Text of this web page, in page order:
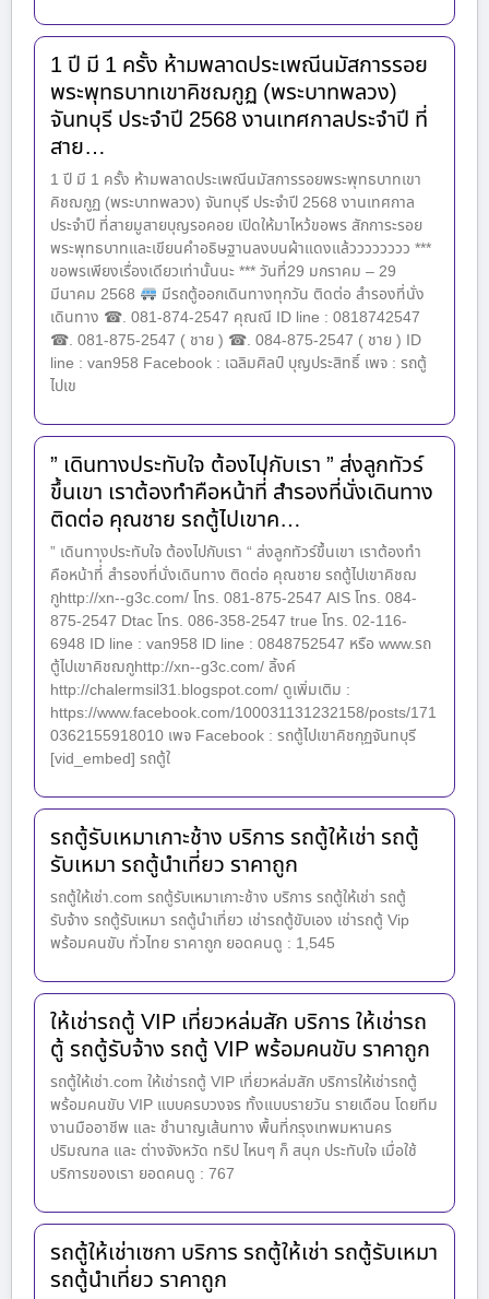
1 ปี มี 1 ครั้ง ห้ามพลาดประเพณีนมัสการรอย
พระพุทธบาทเขาคิชฌกูฏ (พระบาทพลวง)
จันทบุรี ประจำปี 2568 งานเทศกาลประจำปี ที่
สาย…
1 ปี มี 1 ครั้ง ห้ามพลาดประเพณีนมัสการรอยพระพุทธบาทเขา
คิชฌกูฏ (พระบาทพลวง) จันทบุรี ประจำปี 2568 งานเทศกาล
ประจำปี ที่สายมูสายบุญรอคอย เปิดให้มาไหว้ขอพร สักการะรอย
พระพุทธบาทและเขียนคำอธิษฐานลงบนผ้าแดงแล้วววววววว ***
ขอพรเพียงเรื่องเดียวเท่านั้นนะ *** วันที่29 มกราคม – 29
มีนาคม 2568
มีรถตู้ออกเดินทางทุกวัน ติดต่อ สำรองที่นั่ง
เดินทาง ☎. 081-874-2547 คุณณี ID line : 0818742547
☎. 081-875-2547 ( ชาย ) ☎. 084-875-2547 ( ชาย ) ID
line : van958 Facebook : เฉลิมศิลป์ บุญประสิทธิ์ เพจ : รถตู้
ไปเข
” เดินทางประทับใจ ต้องไปกับเรา ” ส่งลูกทัวร์
ขึ้นเขา เราต้องทำคือหน้าที่่ สำรองที่นั่งเดินทาง
ติดต่อ คุณชาย รถตู้ไปเขาค…
” เดินทางประทับใจ ต้องไปกับเรา “ ส่งลูกทัวร์ขึ้นเขา เราต้องทำ
คือหน้าที่่ สำรองที่นั่งเดินทาง ติดต่อ คุณชาย รถตู้ไปเขาคิชฌ
กูhttp://xn--g3c.com/ โทร. 081-875-2547 AIS โทร. 084-
875-2547 Dtac โทร. 086-358-2547 true โทร. 02-116-
6948 ID line : van958 lD line : 0848752547 หรือ www.รถ
ตู้ไปเขาคิชฌกูhttp://xn--g3c.com/ ลิ้งค์
http://chalermsil31.blogspot.com/ ดูเพิ่มเติม :
https://www.facebook.com/100031131232158/posts/171
0362155918010 เพจ Facebook : รถตู้ไปเขาคิชกุฏจันทบุรี
[vid_embed] รถตู้ใ
รถตู้รับเหมาเกาะช้าง บริการ รถตู้ให้เช่า รถตู้
รับเหมา รถตู้นำเที่ยว ราคาถูก
รถตู้ให้เช่า.com รถตู้รับเหมาเกาะช้าง บริการ รถตู้ให้เช่า รถตู้
รับจ้าง รถตู้รับเหมา รถตู้นำเที่ยว เช่ารถตู้ขับเอง เช่ารถตู้ Vip
พร้อมคนขับ ทั่วไทย ราคาถูก ยอดคนดู : 1,545
ให้เช่ารถตู้ VIP เที่ยวหล่มสัก บริการ ให้เช่ารถ
ตู้ รถตู้รับจ้าง รถตู้ VIP พร้อมคนขับ ราคาถูก
รถตู้ให้เช่า.com ให้เช่ารถตู้ VIP เที่ยวหล่มสัก บริการให้เช่ารถตู้
พร้อมคนขับ VIP แบบครบวงจร ทั้งแบบรายวัน รายเดือน โดยทีม
งานมืออาชีพ และ ชำนาญเส้นทาง พื้นที่กรุงเทพมหานคร
ปริมณฑล และ ต่างจังหวัด ทริป ไหนๆ ก็ สนุก ประทับใจ เมื่อใช้
บริการของเรา ยอดคนดู : 767
รถตู้ให้เช่าเซกา บริการ รถตู้ให้เช่า รถตู้รับเหมา
รถตู้นำเที่ยว ราคาถูก